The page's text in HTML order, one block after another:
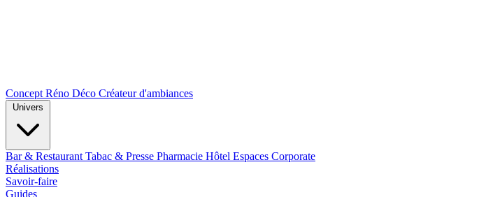
Concept Réno Déco Créateur d'ambiances
Bar & Restaurant Tabac & Presse Pharmacie Hôtel Espaces Corporate
Réalisations
Savoir-faire
Guides